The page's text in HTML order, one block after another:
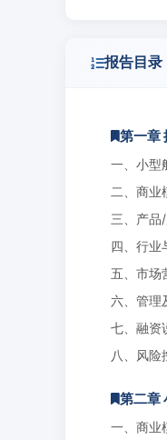
报告目录
第一章
一、小型
二、商业
三、产品
四、行业
五、市场
六、管理
七、融资
八、风险
第二章
一、商业